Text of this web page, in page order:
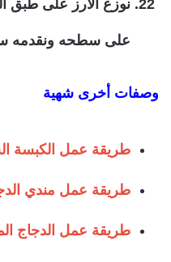
نوزع الأرز على طبق
على سطحه ونقدمه
وصفات أخرى شهية
طريقة عمل الكبسة
طريقة عمل مندي
طريقة عمل الدجاج